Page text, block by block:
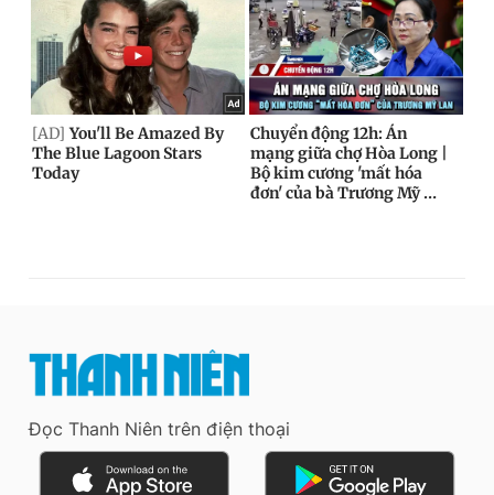
Đọc Thanh Niên trên điện thoại